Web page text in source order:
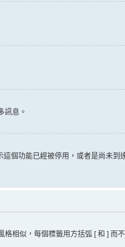
訊息。
個功能已經被停用，或者是尚未
相似，每個標籤用方括弧 [ 和 ] 而